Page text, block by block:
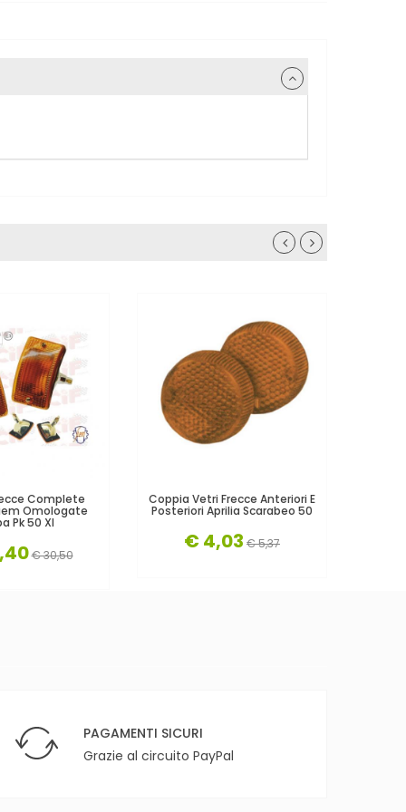
Complete
Omologate
Pk 50 Xl
€ 30,50
Coppia Vetri Frecce Anteriori E
Posteriori Aprilia Scarabeo 50
€ 4,03 € 5,37
PAGAMENTI SICURI
Grazie al circuito PayPal